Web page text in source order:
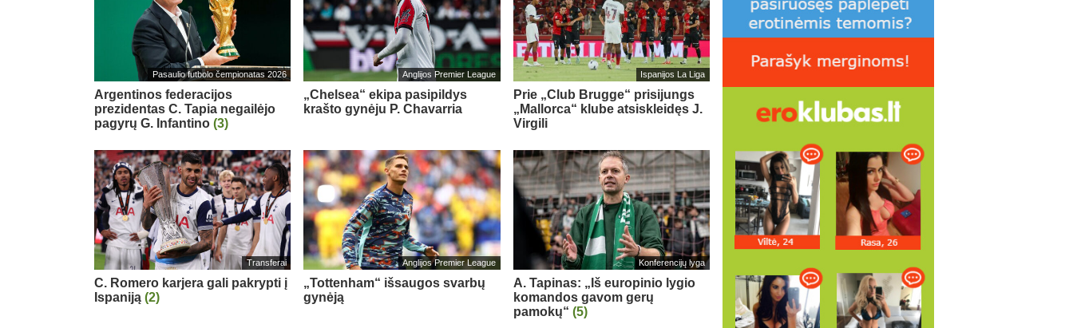
Pasaulio futbolo čempionatas 2026
Argentinos federacijos
prezidentas C. Tapia negailėjo
pagyrų G. Infantino (3)
Anglijos Premier League
„Chelsea“ ekipa pasipildys
krašto gynėju P. Chavarria
Ispanijos La Liga
Prie „Club Brugge“ prisijungs
„Mallorca“ klube atsiskleidęs J.
Virgili
Transferai
C. Romero karjera gali pakrypti į
Ispaniją (2)
Anglijos Premier League
„Tottenham“ išsaugos svarbų
gynėją
Konferencijų lyga
A. Tapinas: „Iš europinio lygio
komandos gavom gerų
pamokų“ (5)